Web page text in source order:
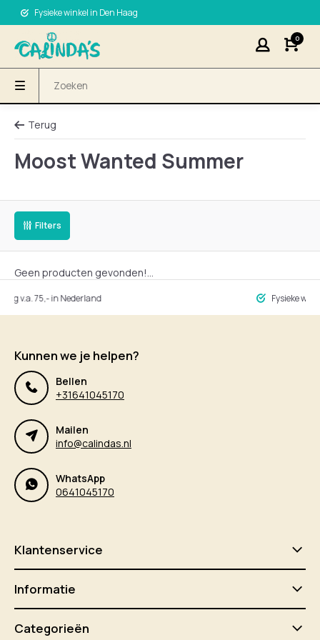
Fysieke winkel in Den Haag
0
Terug
Moost Wanted Summer
Filters
Geen producten gevonden!...
v.a. 75,- in Nederland Fysieke
Kunnen we je helpen?
Bellen
+31641045170
Mailen
info@calindas.nl
WhatsApp
0641045170
Klantenservice
Informatie
Categorieën